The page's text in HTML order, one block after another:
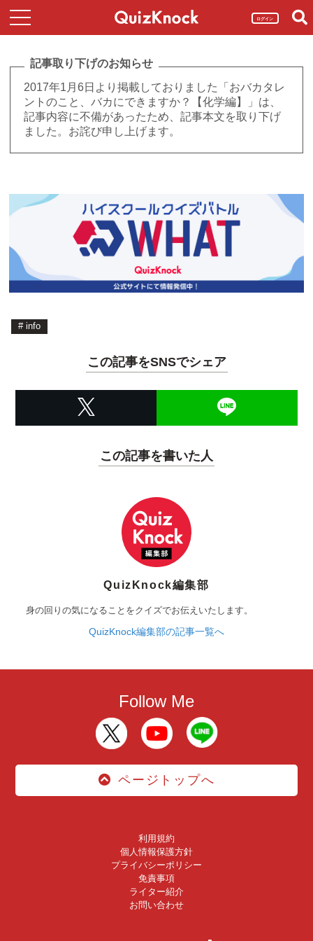
ログイン
記事取り下げのお知らせ
2017年1月6日より掲載しておりました「おバカタレ
ントのこと、バカにできますか？【化学編】」は、
記事内容に不備があったため、記事本文を取り下げ
ました。お詫び申し上げます。
# info
この記事をSNSでシェア
この記事を書いた人
QuizKnock編集部
身の回りの気になることをクイズでお伝えいたします。
QuizKnock編集部の記事一覧へ
Follow Me
ページトップへ
利用規約
個人情報保護方針
プライバシーポリシー
免責事項
ライター紹介
お問い合わせ